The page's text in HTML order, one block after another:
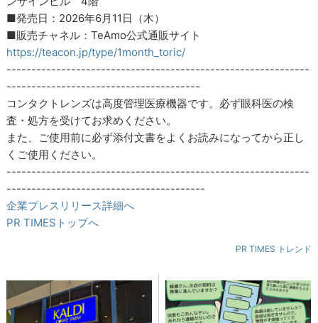
■発売日：2026年6月11日（木）
■販売チャネル：TeAmo公式通販サイト
https://teacon.jp/type/1month_toric/
-------------------------------------------------------------
---------------------------------------
コンタクトレンズは高度管理医療機器です。必ず眼科医の検
査・処方を受けてお求めください。
また、ご使用前に必ず添付文書をよくお読みになってから正し
くご使用ください。
-------------------------------------------------------------
----------------------------------------
企業プレスリリース詳細へ
PR TIMESトップへ
PR TIMES トレンド